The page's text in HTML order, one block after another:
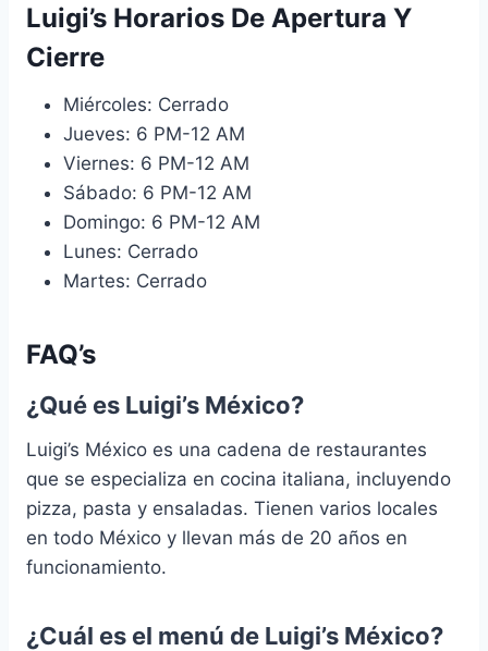
Luigi’s Horarios De Apertura Y
Cierre
Miércoles: Cerrado
Jueves: 6 PM-12 AM
Viernes: 6 PM-12 AM
Sábado: 6 PM-12 AM
Domingo: 6 PM-12 AM
Lunes: Cerrado
Martes: Cerrado
FAQ’s
¿Qué es Luigi’s México?
Luigi’s México es una cadena de restaurantes
que se especializa en cocina italiana, incluyendo
pizza, pasta y ensaladas. Tienen varios locales
en todo México y llevan más de 20 años en
funcionamiento.
¿Cuál es el menú de Luigi’s México?